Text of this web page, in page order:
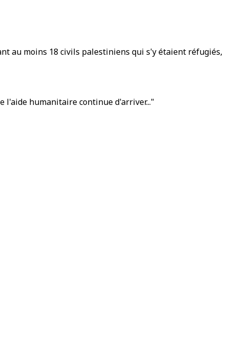
au moins 18 civils palestiniens qui s'y étaient réfugiés,
l'aide humanitaire continue d'arriver..."